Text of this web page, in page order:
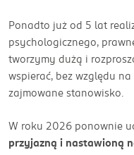
Ponadto już od 5 lat
psychologicznego,
tworzymy dużą i
wspierać, bez względu
zajmowane stanowisko.
W roku 2026 ponownie
przyjazną i nastawioną